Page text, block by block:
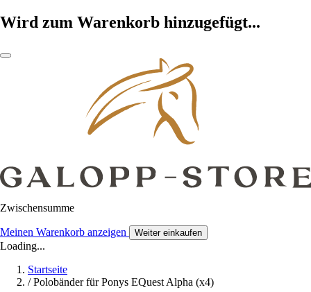
Wird zum Warenkorb hinzugefügt...
Zwischensumme
Meinen Warenkorb anzeigen Weiter einkaufen
Loading...
Startseite
/ Polobänder für Ponys EQuest Alpha (x4)